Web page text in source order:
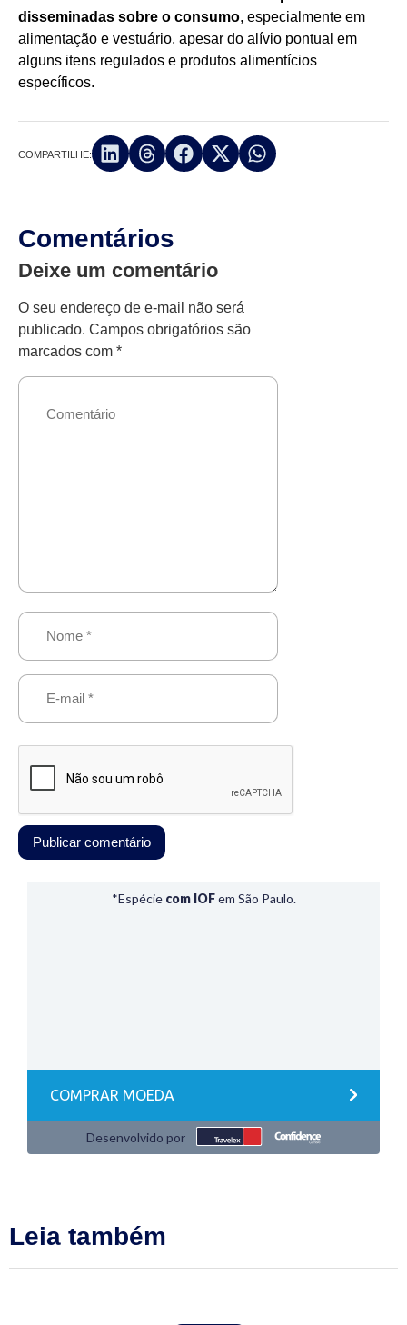
disseminadas sobre o consumo, especialmente em
alimentação e vestuário, apesar do alívio pontual em
alguns itens regulados e produtos alimentícios
específicos.
COMPARTILHE:
Comentários
Deixe um comentário
O seu endereço de e-mail não será
publicado. Campos obrigatórios são
marcados com *
Leia também